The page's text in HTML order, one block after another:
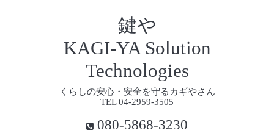
鍵や
KAGI-YA Solution
Technologies
くらしの安心・安全を守るカギやさん
TEL 04-2959-3505
080-5868-3230